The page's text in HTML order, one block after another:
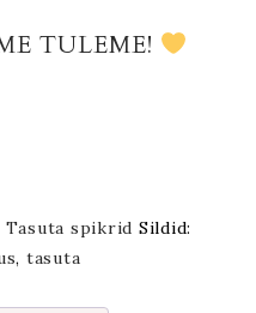
TULEME!
Tasuta spikrid Sildid:
, tasuta